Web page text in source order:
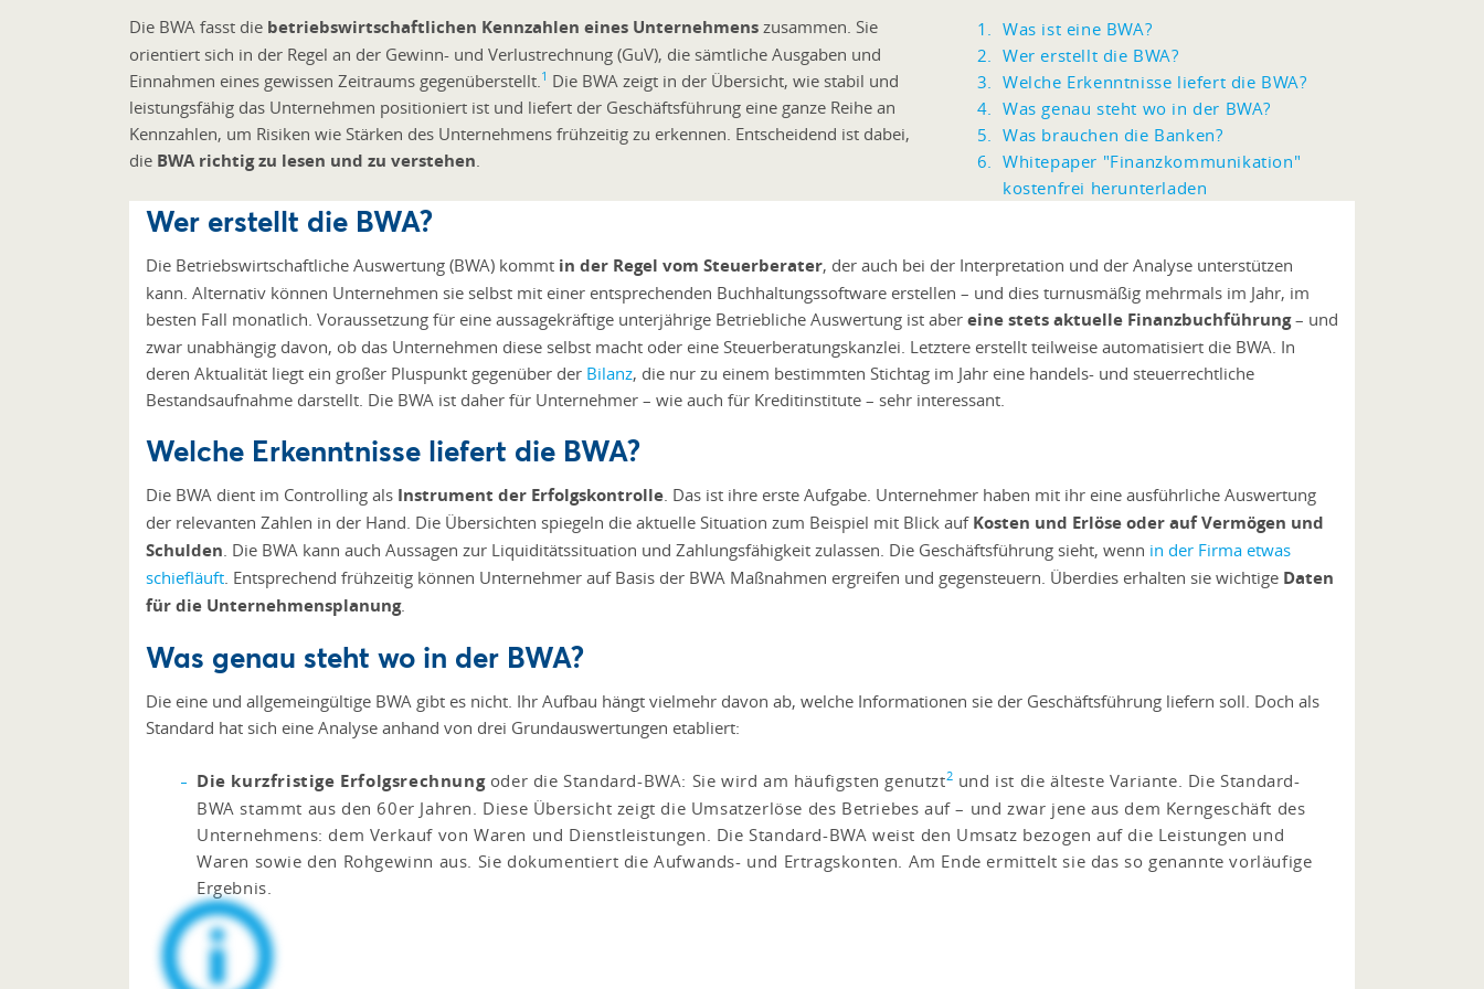
Die BWA fasst die betriebswirtschaftlichen Kennzahlen eines Unternehmens zusammen. Sie
orientiert sich in der Regel an der Gewinn- und Verlustrechnung (GuV), die sämtliche Ausgaben und
Einnahmen eines gewissen Zeitraums gegenüberstellt.1 Die BWA zeigt in der Übersicht, wie stabil und
leistungsfähig das Unternehmen positioniert ist und liefert der Geschäftsführung eine ganze Reihe an
Kennzahlen, um Risiken wie Stärken des Unternehmens frühzeitig zu erkennen. Entscheidend ist dabei,
die BWA richtig zu lesen und zu verstehen.
Was ist eine BWA?
Wer erstellt die BWA?
Welche Erkenntnisse liefert die BWA?
Was genau steht wo in der BWA?
Was brauchen die Banken?
Whitepaper "Finanzkommunikation"
kostenfrei herunterladen
Wer erstellt die BWA?
Die Betriebswirtschaftliche Auswertung (BWA) kommt in der Regel vom Steuerberater, der auch bei der Interpretation und der Analyse unterstützen
kann. Alternativ können Unternehmen sie selbst mit einer entsprechenden Buchhaltungssoftware erstellen – und dies turnusmäßig mehrmals im Jahr, im
besten Fall monatlich. Voraussetzung für eine aussagekräftige unterjährige Betriebliche Auswertung ist aber eine stets aktuelle Finanzbuchführung– und
zwar unabhängig davon, ob das Unternehmen diese selbst macht oder eine Steuerberatungskanzlei. Letztere erstellt teilweise automatisiert die BWA. In
deren Aktualität liegt ein großer Pluspunkt gegenüber der Bilanz, die nur zu einem bestimmten Stichtag im Jahr eine handels- und steuerrechtliche
Bestandsaufnahme darstellt. Die BWA ist daher für Unternehmer – wie auch für Kreditinstitute – sehr interessant.
Welche Erkenntnisse liefert die BWA?
Die BWA dient im Controlling als Instrument der Erfolgskontrolle. Das ist ihre erste Aufgabe. Unternehmer haben mit ihr eine ausführliche Auswertung
der relevanten Zahlen in der Hand. Die Übersichten spiegeln die aktuelle Situation zum Beispiel mit Blick auf Kosten und Erlöse oder auf Vermögen und
Schulden. Die BWA kann auch Aussagen zur Liquiditätssituation und Zahlungsfähigkeit zulassen. Die Geschäftsführung sieht, wenn in der Firma etwas
schiefläuft. Entsprechend frühzeitig können Unternehmer auf Basis der BWA Maßnahmen ergreifen und gegensteuern. Überdies erhalten sie wichtige Daten
für die Unternehmensplanung.
Was genau steht wo in der BWA?
Die eine und allgemeingültige BWA gibt es nicht. Ihr Aufbau hängt vielmehr davon ab, welche Informationen sie der Geschäftsführung liefern soll. Doch als
Standard hat sich eine Analyse anhand von drei Grundauswertungen etabliert:
Die kurzfristige Erfolgsrechnungoder die Standard-BWA: Sie wird am häufigsten genutzt2 und ist die älteste Variante. Die Standard-
BWA stammt aus den 60er Jahren. Diese Übersicht zeigt die Umsatzerlöse des Betriebes auf – und zwar jene aus dem Kerngeschäft des
Unternehmens: dem Verkauf von Waren und Dienstleistungen. Die Standard-BWA weist den Umsatz bezogen auf die Leistungen und
Waren sowie den Rohgewinn aus. Sie dokumentiert die Aufwands- und Ertragskonten. Am Ende ermittelt sie das so genannte vorläufige
Ergebnis.